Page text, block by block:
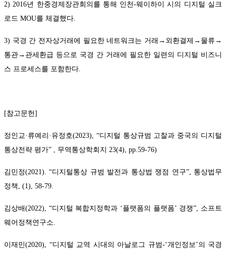
2) 2016년 한중경제장관회의를 통해 인천-웨이하이 시의 디지털 실크
로드 MOU를 체결했다.
3) 국경 간 전자상거래에 필요한 네트워크는 거래→외환결제→물류→
통관→관세환급 등으로 국경 간 거래에 필요한 일련의 디지털 비즈니
스 프로세스를 포함한다.
[참고문헌]
정인교·류예리·유정호(2023), “디지털 통상규범 고찰과 중국의 디지털
통상전략 평가” , 무역통상학회지 23(4), pp.59-76)
김민정(2021). “디지털통상 규범 발전과 통상법 쟁점 연구”, 통상법무
정책, (1), 58-79.
김상배(2022), “디지털 복합지정학과 ‘플랫폼의 플랫폼’ 경쟁”, 소프트
웨어정책연구소.
이재민(2020), “디지털 교역 시대의 아날로그 규범-‘개인정보’의 국경